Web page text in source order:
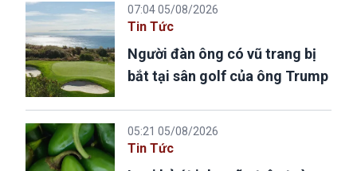
07:04 05/08/2026
Tin Tức
Người đàn ông có vũ trang bị
bắt tại sân golf của ông Trump
05:21 05/08/2026
Tin Tức